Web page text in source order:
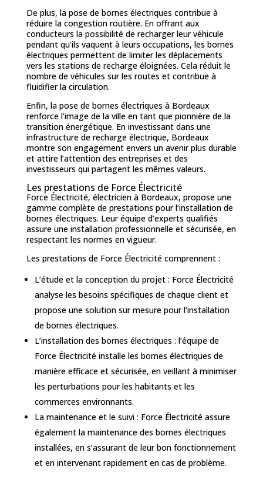
De plus, la pose de bornes électriques contribue à
réduire la congestion routière. En offrant aux
conducteurs la possibilité de recharger leur véhicule
pendant qu’ils vaquent à leurs occupations, les bornes
électriques permettent de limiter les déplacements
vers les stations de recharge éloignées. Cela réduit le
nombre de véhicules sur les routes et contribue à
fluidifier la circulation.
Enfin, la pose de bornes électriques à Bordeaux
renforce l’image de la ville en tant que pionnière de la
transition énergétique. En investissant dans une
infrastructure de recharge électrique, Bordeaux
montre son engagement envers un avenir plus durable
et attire l’attention des entreprises et des
investisseurs qui partagent les mêmes valeurs.
Les prestations de Force Électricité
Force Électricité, électricien à Bordeaux, propose une
gamme complète de prestations pour l’installation de
bornes électriques. Leur équipe d’experts qualifiés
assure une installation professionnelle et sécurisée, en
respectant les normes en vigueur.
Les prestations de Force Électricité comprennent :
L’étude et la conception du projet : Force Électricité
analyse les besoins spécifiques de chaque client et
propose une solution sur mesure pour l’installation
de bornes électriques.
L’installation des bornes électriques : l’équipe de
Force Électricité installe les bornes électriques de
manière efficace et sécurisée, en veillant à minimiser
les perturbations pour les habitants et les
commerces environnants.
La maintenance et le suivi : Force Électricité assure
également la maintenance des bornes électriques
installées, en s’assurant de leur bon fonctionnement
et en intervenant rapidement en cas de problème.